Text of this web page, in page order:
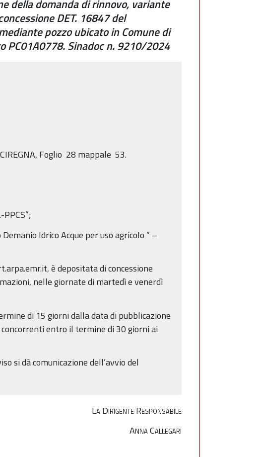
della domanda di rinnovo, variante
DET. 16847 del
pozzo ubicato in Comune di
PC01A0778. Sinadoc n. 9210/2024
CIREGNA, Foglio 28 mappale 53.
Idrico Acque per uso agricolo ” –
è depositata di concessione
nelle giornate di martedì e venerdì
di 15 giorni dalla data di pubblicazione
entro il termine di 30 giorni ai
si dà comunicazione dell’avvio del
La Dirigente Responsabile
Anna Callegari